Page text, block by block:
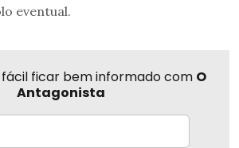
eventual.
ficar bem informado com O
Antagonista